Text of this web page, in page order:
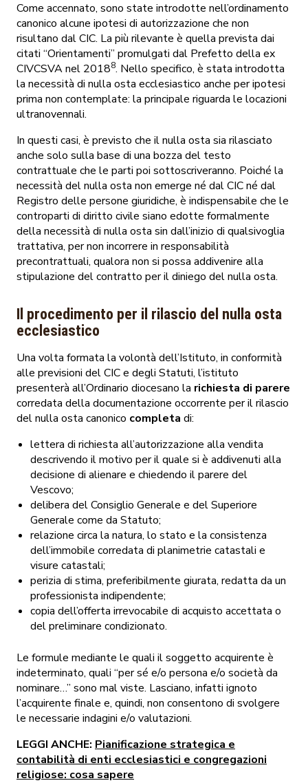
Come accennato, sono state introdotte nell’ordinamento
canonico alcune ipotesi di autorizzazione che non
risultano dal CIC. La più rilevante è quella prevista dai
citati “Orientamenti” promulgati dal Prefetto della ex
CIVCSVA nel 20188. Nello specifico, è stata introdotta
la necessità di nulla osta ecclesiastico anche per ipotesi
prima non contemplate: la principale riguarda le locazioni
ultranovennali.
In questi casi, è previsto che il nulla osta sia rilasciato
anche solo sulla base di una bozza del testo
contrattuale che le parti poi sottoscriveranno. Poiché la
necessità del nulla osta non emerge né dal CIC né dal
Registro delle persone giuridiche, è indispensabile che le
controparti di diritto civile siano edotte formalmente
della necessità di nulla osta sin dall’inizio di qualsivoglia
trattativa, per non incorrere in responsabilità
precontrattuali, qualora non si possa addivenire alla
stipulazione del contratto per il diniego del nulla osta.
Il procedimento per il rilascio del nulla osta
ecclesiastico
Una volta formata la volontà dell’Istituto, in conformità
alle previsioni del CIC e degli Statuti, l’istituto
presenterà all’Ordinario diocesano la richiesta di parere
corredata della documentazione occorrente per il rilascio
del nulla osta canonico completa di:
lettera di richiesta all’autorizzazione alla vendita
descrivendo il motivo per il quale si è addivenuti alla
decisione di alienare e chiedendo il parere del
Vescovo;
delibera del Consiglio Generale e del Superiore
Generale come da Statuto;
relazione circa la natura, lo stato e la consistenza
dell’immobile corredata di planimetrie catastali e
visure catastali;
perizia di stima, preferibilmente giurata, redatta da un
professionista indipendente;
copia dell’offerta irrevocabile di acquisto accettata o
del preliminare condizionato.
Le formule mediante le quali il soggetto acquirente è
indeterminato, quali “per sé e/o persona e/o società da
nominare…” sono mal viste. Lasciano, infatti ignoto
l’acquirente finale e, quindi, non consentono di svolgere
le necessarie indagini e/o valutazioni.
LEGGI ANCHE: Pianificazione strategica e
contabilità di enti ecclesiastici e congregazioni
religiose: cosa sapere